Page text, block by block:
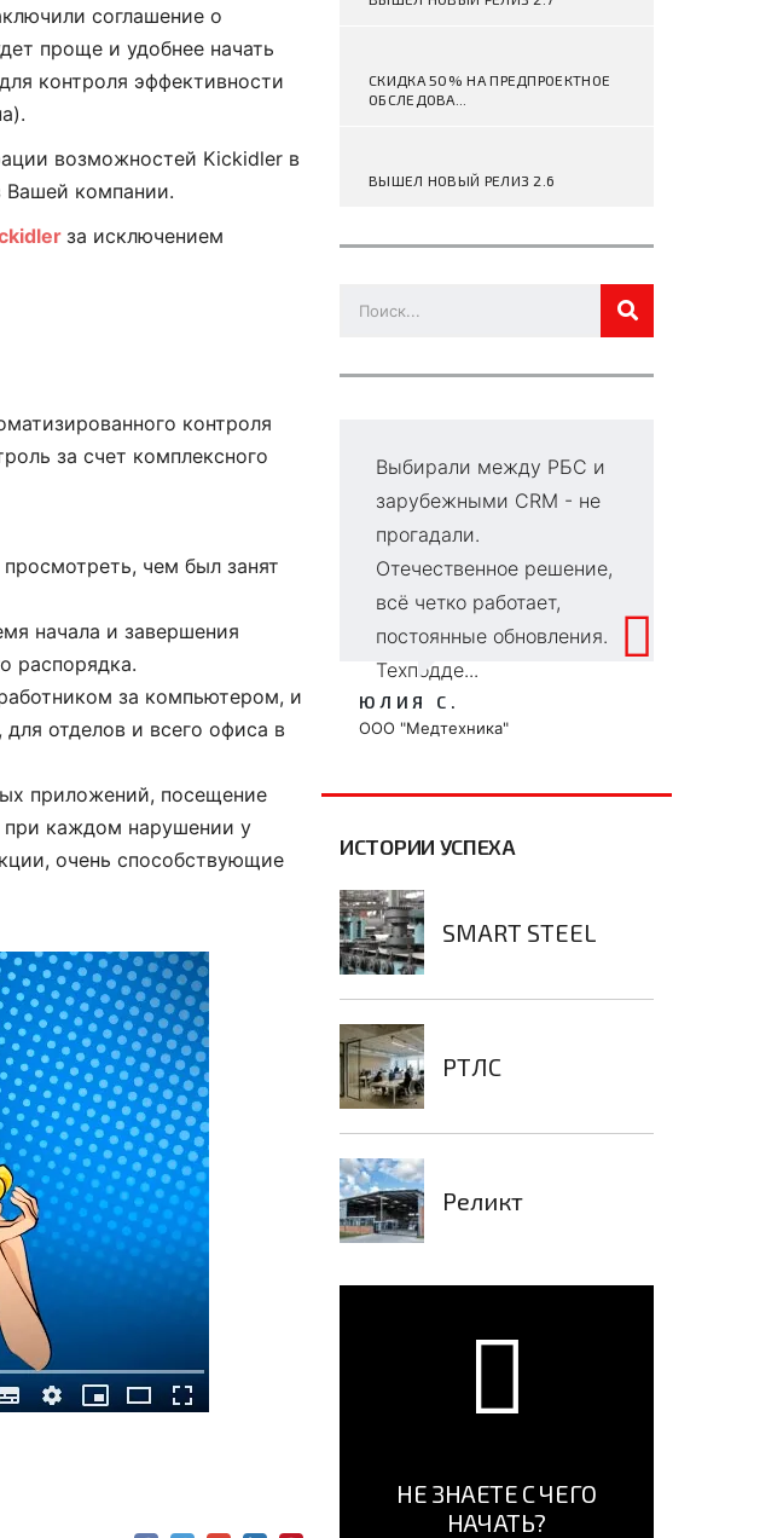
соглашение о
проще и удобнее начать
контроля эффективности
возможностей Kickidler в
Вашей компании.
за исключением
контроля
за счет комплексного
чем был занят
начала и завершения
распорядка.
за компьютером, и
отделов и всего офиса в
приложений, посещение
при каждом нарушении у
очень способствующие
СКИДКА 50% НА ПРЕДПРОЕКТНОЕ
ОБСЛЕДОВА...
ВЫШЕЛ НОВЫЙ РЕЛИЗ 2.6
предпринимателя
Скорость
большом количе...
Выбирали между РБС и
зарубежными CRM - не
прогадали.
Отечественное решение,
всё четко работает,
постоянные обновления.
Техподде...
ЮЛИЯ С.
ООО "Медтехника"
ИСТОРИИ УСПЕХА
SMART STEEL
РТЛС
Реликт
НЕ ЗНАЕТЕ С ЧЕГО
НАЧАТЬ?